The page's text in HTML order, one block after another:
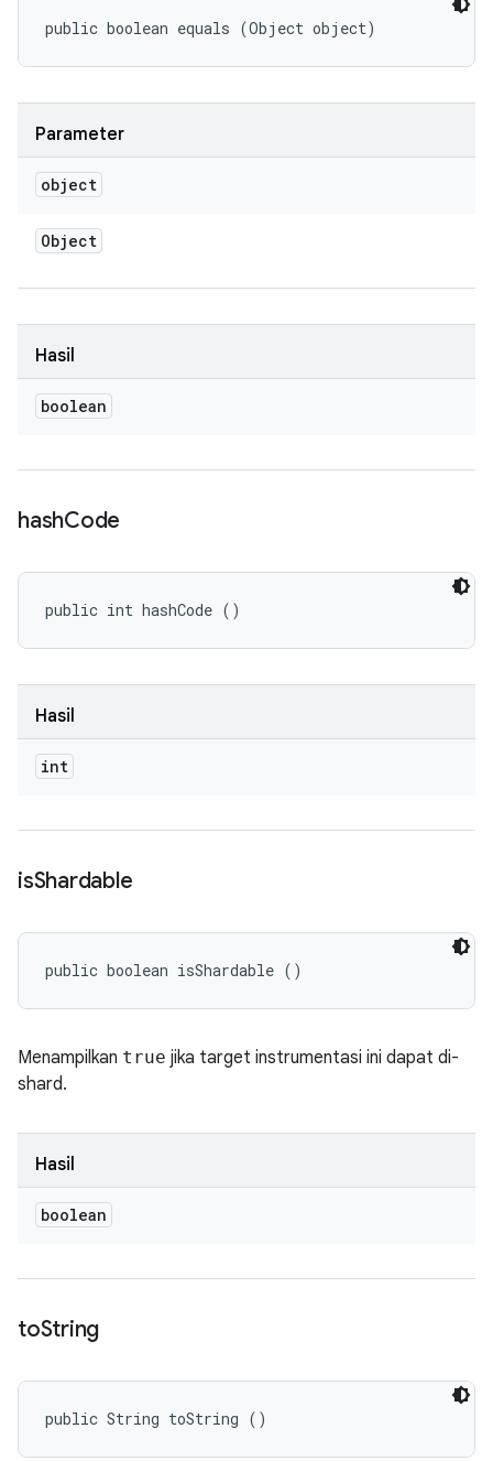
public boolean equals (Object object)
Parameter
object
Object
Hasil
boolean
hashCode
public int hashCode ()
Hasil
int
isShardable
public boolean isShardable ()
Menampilkan true jika target instrumentasi ini dapat di-
shard.
Hasil
boolean
toString
public String toString ()